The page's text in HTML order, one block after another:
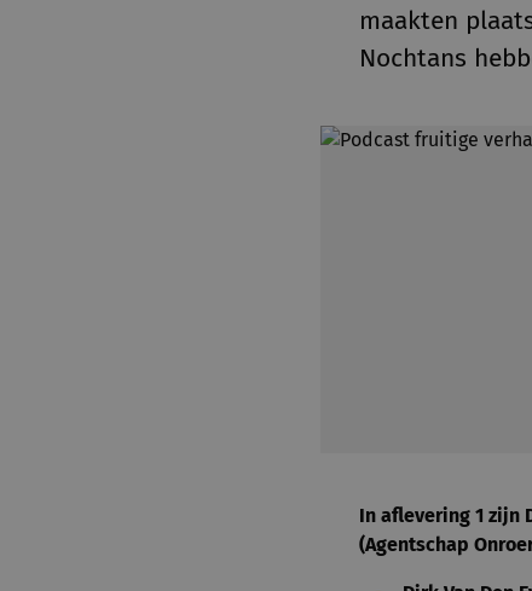
maakten
Nochtans
In aflevering 1 zijn
(Agentschap